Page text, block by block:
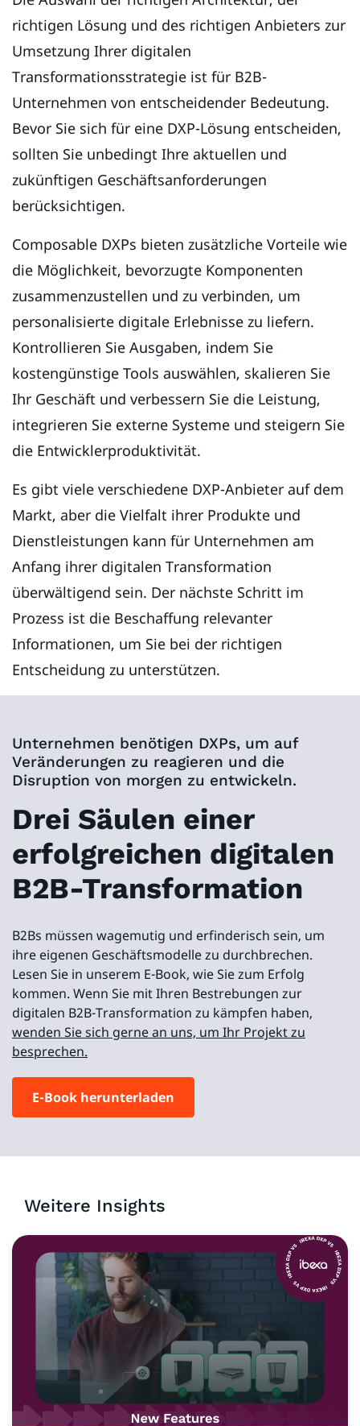
richtigen Lösung und des richtigen Anbieters zur
Umsetzung Ihrer digitalen
Transformationsstrategie ist für B2B-
Unternehmen von entscheidender Bedeutung.
Bevor Sie sich für eine DXP-Lösung entscheiden,
sollten Sie unbedingt Ihre aktuellen und
zukünftigen Geschäftsanforderungen
berücksichtigen.
Composable DXPs bieten zusätzliche Vorteile wie
die Möglichkeit, bevorzugte Komponenten
zusammenzustellen und zu verbinden, um
personalisierte digitale Erlebnisse zu liefern.
Kontrollieren Sie Ausgaben, indem Sie
kostengünstige Tools auswählen, skalieren Sie
Ihr Geschäft und verbessern Sie die Leistung,
integrieren Sie externe Systeme und steigern Sie
die Entwicklerproduktivität.
Es gibt viele verschiedene DXP-Anbieter auf dem
Markt, aber die Vielfalt ihrer Produkte und
Dienstleistungen kann für Unternehmen am
Anfang ihrer digitalen Transformation
überwältigend sein. Der nächste Schritt im
Prozess ist die Beschaffung relevanter
Informationen, um Sie bei der richtigen
Entscheidung zu unterstützen.
Unternehmen benötigen DXPs, um auf
Veränderungen zu reagieren und die
Disruption von morgen zu entwickeln.
Drei Säulen einer
erfolgreichen digitalen
B2B-Transformation
B2Bs müssen wagemutig und erfinderisch sein, um
ihre eigenen Geschäftsmodelle zu durchbrechen.
Lesen Sie in unserem E-Book, wie Sie zum Erfolg
kommen. Wenn Sie mit Ihren Bestrebungen zur
digitalen B2B-Transformation zu kämpfen haben,
wenden Sie sich gerne an uns, um Ihr Projekt zu
besprechen.
E-Book herunterladen
Weitere Insights